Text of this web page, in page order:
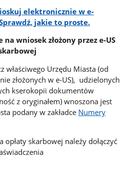
elektronicznie w e-
jakie to proste.
wniosek złożony przez e-US
właściwego Urzędu Miasta (od
złożonych w e-US), udzielonych
kserokopii dokumentów
z oryginałem) wnoszona jest
podany w zakładce Numery
skarbowej należy dołączyć